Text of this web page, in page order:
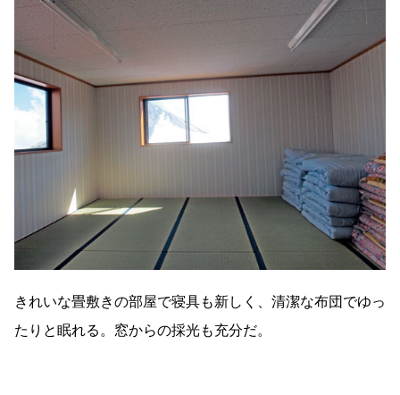
きれいな畳敷きの部屋で寝具も新しく、清潔な布団でゆっ
たりと眠れる。窓からの採光も充分だ。